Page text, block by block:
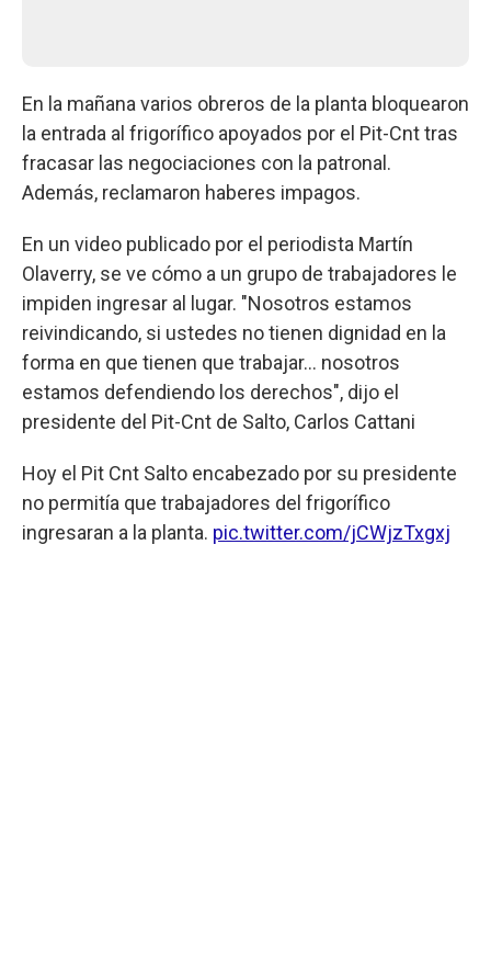
En la mañana varios obreros de la planta bloquearon
la entrada al frigorífico apoyados por el Pit-Cnt tras
fracasar las negociaciones con la patronal.
Además, reclamaron haberes impagos.
En un video publicado por el periodista Martín
Olaverry, se ve cómo a un grupo de trabajadores le
impiden ingresar al lugar. "Nosotros estamos
reivindicando, si ustedes no tienen dignidad en la
forma en que tienen que trabajar... nosotros
estamos defendiendo los derechos", dijo el
presidente del Pit-Cnt de Salto, Carlos Cattani
Hoy el Pit Cnt Salto encabezado por su presidente
no permitía que trabajadores del frigorífico
ingresaran a la planta. pic.twitter.com/jCWjzTxgxj